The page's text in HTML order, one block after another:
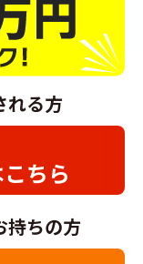
れる方
ちら
持ちの方